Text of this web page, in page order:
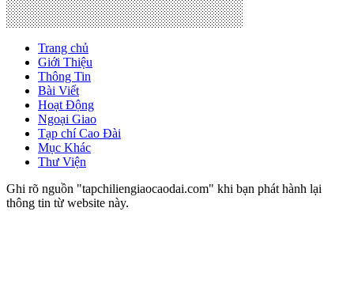
Trang chủ
Giới Thiệu
Thông Tin
Bài Viết
Hoạt Động
Ngoại Giao
Tạp chí Cao Đài
Mục Khác
Thư Viện
Ghi rõ nguồn "tapchiliengiaocaodai.com" khi bạn phát hành lại
thông tin từ website này.